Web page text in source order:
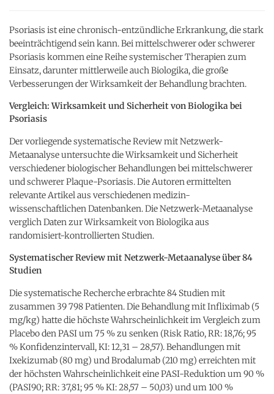
Psoriasis ist eine chronisch-entzündliche Erkrankung, die stark
beeinträchtigend sein kann. Bei mittelschwerer oder schwerer
Psoriasis kommen eine Reihe systemischer Therapien zum
Einsatz, darunter mittlerweile auch Biologika, die große
Verbesserungen der Wirksamkeit der Behandlung brachten.
Vergleich: Wirksamkeit und Sicherheit von Biologika bei
Psoriasis
Der vorliegende systematische Review mit Netzwerk-
Metaanalyse untersuchte die Wirksamkeit und Sicherheit
verschiedener biologischer Behandlungen bei mittelschwerer
und schwerer Plaque-Psoriasis. Die Autoren ermittelten
relevante Artikel aus verschiedenen medizin-
wissenschaftlichen Datenbanken. Die Netzwerk-Metaanalyse
verglich Daten zur Wirksamkeit von Biologika aus
randomisiert-kontrollierten Studien.
Systematischer Review mit Netzwerk-Metaanalyse über 84
Studien
Die systematische Recherche erbrachte 84 Studien mit
zusammen 39 798 Patienten. Die Behandlung mit Infliximab (5
mg/kg) hatte die höchste Wahrscheinlichkeit im Vergleich zum
Placebo den PASI um 75 % zu senken (Risk Ratio, RR: 18,76; 95
% Konfidenzintervall, KI: 12,31 – 28,57). Behandlungen mit
Ixekizumab (80 mg) und Brodalumab (210 mg) erreichten mit
der höchsten Wahrscheinlichkeit eine PASI-Reduktion um 90 %
(PASI90; RR: 37,81; 95 % KI: 28,57 – 50,03) und um 100 %